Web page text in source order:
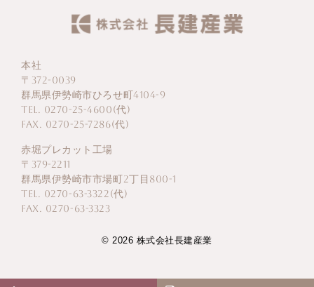
本社
〒372-0039
群馬県伊勢崎市ひろせ町4104-9
TEL. 0270-25-4600(代)
FAX. 0270-25-7286(代)
赤堀プレカット工場
〒379-2211
群馬県伊勢崎市市場町2丁目800-1
TEL. 0270-63-3322(代)
FAX. 0270-63-3323
© 2026 株式会社長建産業